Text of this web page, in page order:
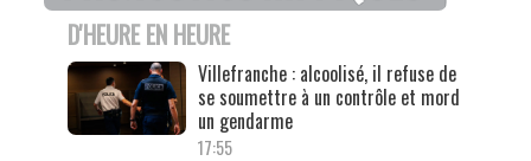
D'HEURE EN HEURE
Villefranche : alcoolisé, il refuse de
se soumettre à un contrôle et mord
un gendarme
17:55